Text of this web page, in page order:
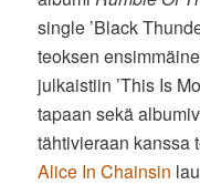
single ’Black
teoksen
julkaistiin ’This Is
tapaan sekä
tähtivieraan kanssa
Alice In Chainsin